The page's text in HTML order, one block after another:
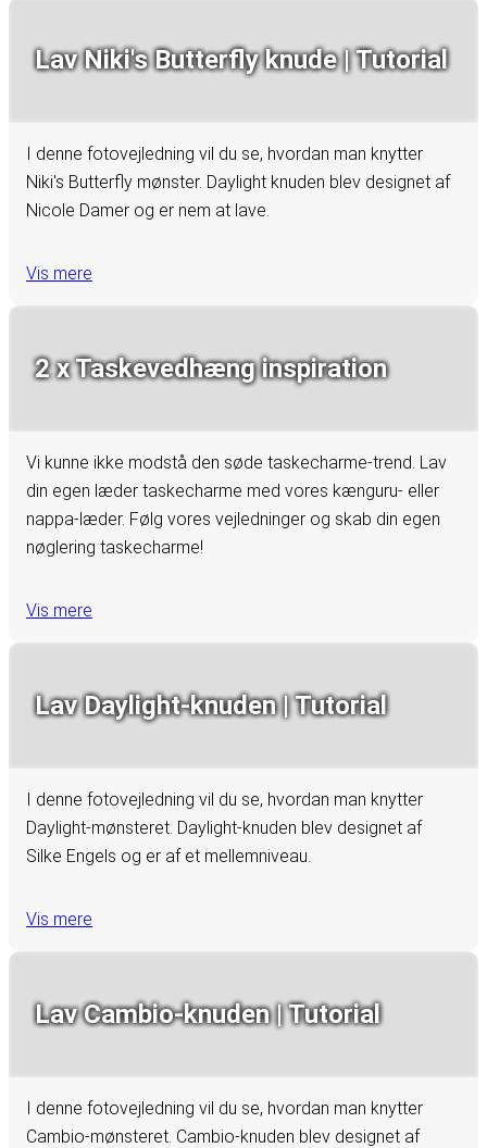
Lav Niki's Butterfly knude | Tutorial
I denne fotovejledning vil du se, hvordan man knytter
Niki's Butterfly mønster. Daylight knuden blev designet af
Nicole Damer og er nem at lave.
Vis mere
2 x Taskevedhæng inspiration
Vi kunne ikke modstå den søde taskecharme-trend. Lav
din egen læder taskecharme med vores kænguru- eller
nappa-læder. Følg vores vejledninger og skab din egen
nøglering taskecharme!
Vis mere
Lav Daylight-knuden | Tutorial
I denne fotovejledning vil du se, hvordan man knytter
Daylight-mønsteret. Daylight-knuden blev designet af
Silke Engels og er af et mellemniveau.
Vis mere
Lav Cambio-knuden | Tutorial
I denne fotovejledning vil du se, hvordan man knytter
Cambio-mønsteret. Cambio-knuden blev designet af